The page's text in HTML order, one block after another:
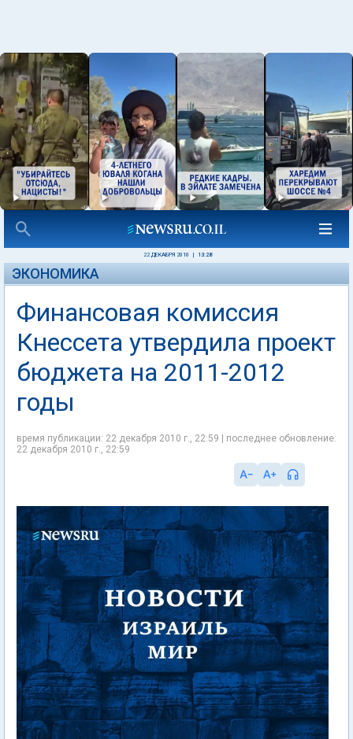
22 ДЕКАБРЯ 2010 13:28
ЭКОНОМИКА
Финансовая комиссия
Кнессета утвердила проект
бюджета на 2011-2012
годы
время публикации: 22 декабря 2010 г., 22:59 | последнее обновление:
22 декабря 2010 г., 22:59